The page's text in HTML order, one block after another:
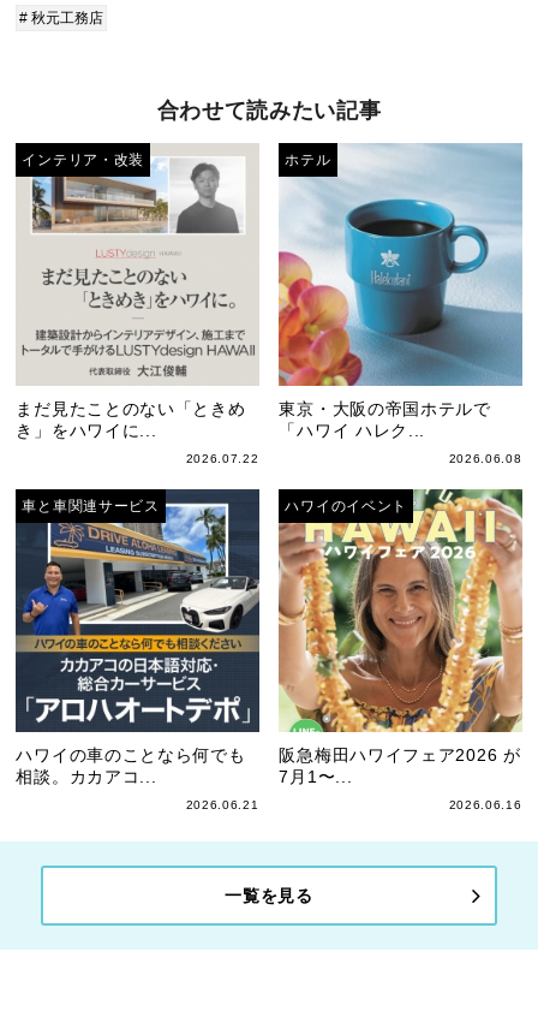
# 秋元工務店
合わせて読みたい記事
インテリア・改装
まだ見たことのない「ときめ
き」をハワイに...
2026.07.22
ホテル
東京・大阪の帝国ホテルで
「ハワイ ハレク...
2026.06.08
車と車関連サービス
ハワイの車のことなら何でも
相談。カカアコ...
2026.06.21
ハワイのイベント
阪急梅田ハワイフェア2026 が
7月1〜...
2026.06.16
一覧を見る